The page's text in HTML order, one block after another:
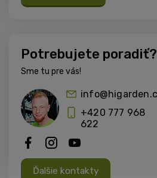
Potrebujete poradiť?
Sme tu pre vás!
+420 777 968
622
Ďalšie kontakty